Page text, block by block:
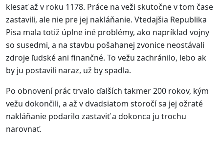
klesať až v roku 1178. Práce na veži skutočne v tom čase
zastavili, ale nie pre jej nakláňanie. Vtedajšia Republika
Pisa mala totiž úplne iné problémy, ako napríklad vojny
so susedmi, a na stavbu pošahanej zvonice neostávali
zdroje ľudské ani finančné. To vežu zachránilo, lebo ak
by ju postavili naraz, už by spadla.
Po obnovení prác trvalo ďalších takmer 200 rokov, kým
vežu dokončili, a až v dvadsiatom storočí sa jej ožraté
nakláňanie podarilo zastaviť a dokonca ju trochu
narovnať.